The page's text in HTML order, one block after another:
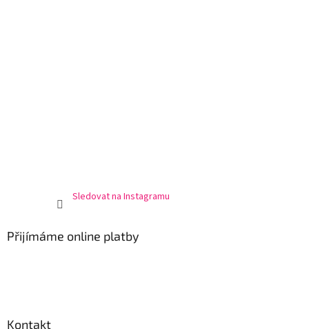
Sledovat na Instagramu
Přijímáme online platby
Kontakt